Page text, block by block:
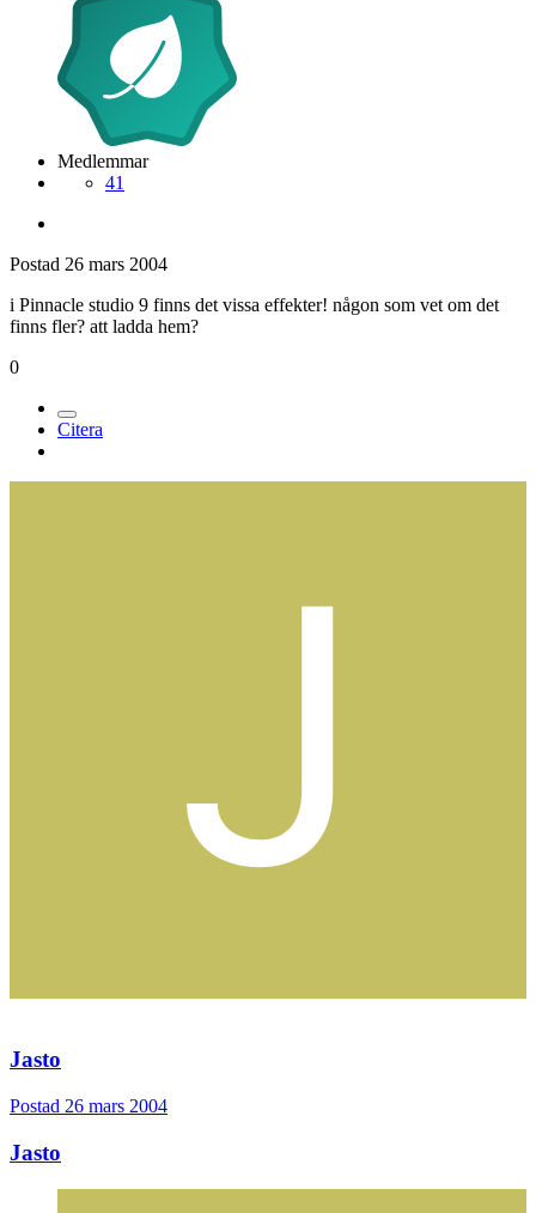
Medlemmar
41
Postad 26 mars 2004
i Pinnacle studio 9 finns det vissa effekter! någon som vet om det
finns fler? att ladda hem?
0
Citera
Jasto
Postad 26 mars 2004
Jasto